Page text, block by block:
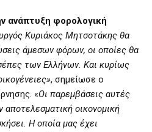
ανάπτυξη φορολογική
Κυριάκος Μητσοτάκης θα
άμεσων φόρων, οι οποίες θα
των Ελλήνων. Και κυρίως
, σημείωσε ο
«Οι παρεμβάσεις αυτές
αποτελεσματική οικονομική
Η οποία μας έχει